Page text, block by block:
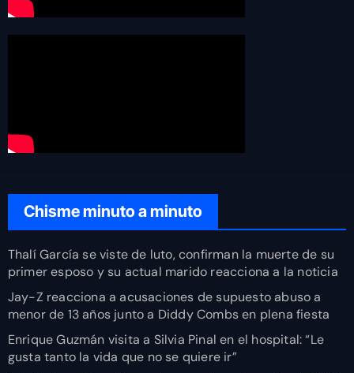
Chisme minuto a minuto
Thalí García se viste de luto, confirman la muerte de su
primer esposo y su actual marido reacciona a la noticia
Jay-Z reacciona a acusaciones de supuesto abuso a
menor de 13 años junto a Diddy Combs en plena fiesta
Enrique Guzmán visita a Silvia Pinal en el hospital: “Le
gusta tanto la vida que no se quiere ir”